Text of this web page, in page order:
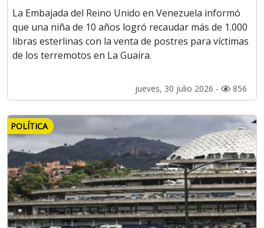
La Embajada del Reino Unido en Venezuela informó
que una niña de 10 años logró recaudar más de 1.000
libras esterlinas con la venta de postres para víctimas
de los terremotos en La Guaira.
jueves, 30 julio 2026 - 856
POLÍTICA